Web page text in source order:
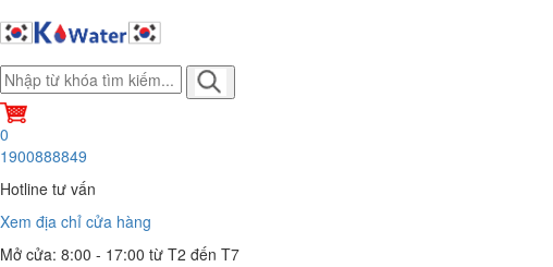
0
1900888849
Hotline tư vấn
Xem địa chỉ cửa hàng
Mở cửa: 8:00 - 17:00 từ T2 đến T7